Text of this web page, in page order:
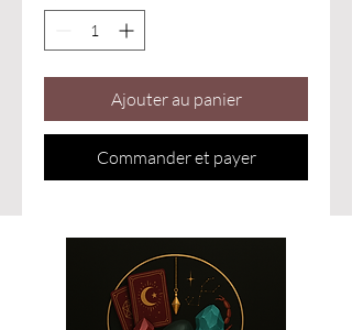
Ajouter au panier
Commander et payer